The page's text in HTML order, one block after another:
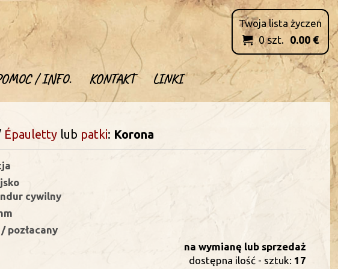
/ INFO. KONTAKT LINKI
Twoja lista życzen
 0szt. 0.00 €
Épauletty lub patki: Korona
cywilny
pozłacany
na wymianę lub sprzedaż
dostępna ilość - sztuk: 17